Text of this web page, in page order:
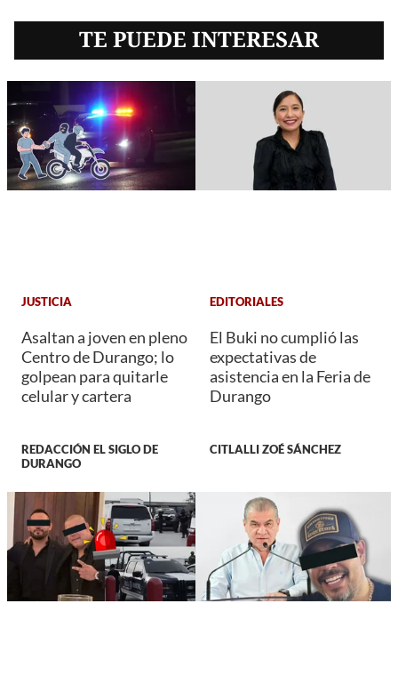
TE PUEDE INTERESAR
JUSTICIA
Asaltan a joven en pleno
Centro de Durango; lo
golpean para quitarle
celular y cartera
REDACCIÓN EL SIGLO DE
DURANGO
EDITORIALES
El Buki no cumplió las
expectativas de
asistencia en la Feria de
Durango
CITLALLI ZOÉ SÁNCHEZ